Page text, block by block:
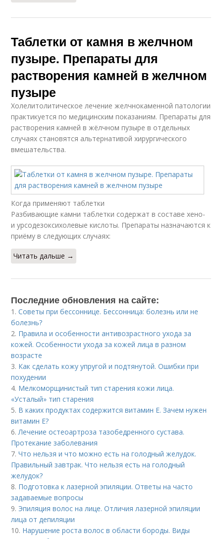
Таблетки от камня в желчном
пузыре. Препараты для
растворения камней в желчном
пузыре
Холелитолитическое лечение желчнокаменной патологии
практикуется по медицинским показаниям. Препараты для
растворения камней в жёлчном пузыре в отдельных
случаях становятся альтернативой хирургического
вмешательства.
Когда применяют таблетки
Разбивающие камни таблетки содержат в составе хено-
и урсодезоксихолевые кислоты. Препараты назначаются к
приёму в следующих случаях:
Читать дальше →
Последние обновления на сайте:
1.Советы при бессоннице. Бессонница: болезнь или не
болезнь?
2. Правила и особенности антивозрастного ухода за
кожей. Особенности ухода за кожей лица в разном
возрасте
3. Как сделать кожу упругой и подтянутой. Ошибки при
похудении
4. Мелкоморщинистый тип старения кожи лица.
«Усталый» тип старения
5. В каких продуктах содержится витамин Е. Зачем нужен
витамин Е?
6.Лечение остеоартроза тазобедренного сустава.
Протекание заболевания
7.Что нельзя и что можно есть на голодный желудок.
Правильный завтрак. Что нельзя есть на голодный
желудок?
8. Подготовка к лазерной эпиляции. Ответы на часто
задаваемые вопросы
9. Эпиляция волос на лице. Отличия лазерной эпиляции
лица от депиляции
10. Нарушение роста волос в области бороды. Виды